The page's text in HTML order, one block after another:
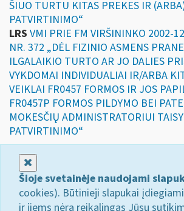
ŠIUO TURTU KITAS PREKES IR
PATVIRTINIMO“
LRS VMI PRIE FM VIRŠININKO 2002-
NR. 372 „DĖL FIZINIO ASMENS
ILGALAIKIO TURTO AR JO DALIES
VYKDOMAI INDIVIDUALIAI IR/ARBA
VEIKLAI FR0457 FORMOS IR JOS
FR0457P FORMOS PILDYMO BEI
MOKESČIŲ ADMINISTRATORIUI
PATVIRTINIMO“
Šioje svetainėje naudojami
cookies). Būtinieji slapukai
ir jiems nėra reikalingas Jūsų